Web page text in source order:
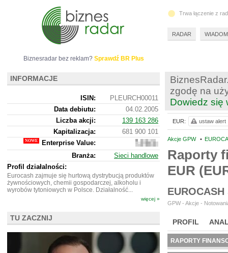
zgodę na
Dowiedz się
Akcje GPW •
Raporty
EUR
GPW - Akcje -
PROFIL
WYCENA BR
RAPORTY
EUR: ustaw alert
Biznesradar bez reklam? Sprawdź BR Plus
INFORMACJE
ISIN:
PLEURCH00011
Data debiutu:
04.02.2005
Liczba akcji:
139 163 286
Kapitalizacja:
681 900 101
Enterprise Value:
2
956
129
Branża:
Sieci handlowe
Profil działalności:
Eurocash zajmuje się hurtową dystrybucją produktów
żywnościowych, chemii gospodarczej, alkoholu i
wyrobów tytoniowych w Polsce. Działalność...
więcej »
TU ZACZNIJ
Trwa łączenie z
RADAR